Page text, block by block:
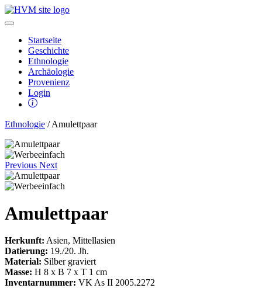
Startseite
Geschichte
Ethnologie
Archäologie
Provenienz
Login
Ethnologie / Amulettpaar
Previous Next
Amulettpaar
Herkunft: Asien, Mittellasien
Datierung: 19./20. Jh.
Material: Silber graviert
Masse: H 8 x B 7 x T 1 cm
Inventarnummer: VK As II 2005.2272